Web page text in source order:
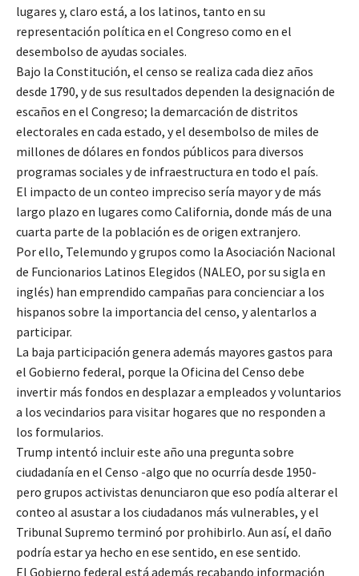
lugares y, claro está, a los latinos, tanto en su
representación política en el Congreso como en el
desembolso de ayudas sociales.
Bajo la Constitución, el censo se realiza cada diez años
desde 1790, y de sus resultados dependen la designación de
escaños en el Congreso; la demarcación de distritos
electorales en cada estado, y el desembolso de miles de
millones de dólares en fondos públicos para diversos
programas sociales y de infraestructura en todo el país.
El impacto de un conteo impreciso sería mayor y de más
largo plazo en lugares como California, donde más de una
cuarta parte de la población es de origen extranjero.
Por ello, Telemundo y grupos como la Asociación Nacional
de Funcionarios Latinos Elegidos (NALEO, por su sigla en
inglés) han emprendido campañas para concienciar a los
hispanos sobre la importancia del censo, y alentarlos a
participar.
La baja participación genera además mayores gastos para
el Gobierno federal, porque la Oficina del Censo debe
invertir más fondos en desplazar a empleados y voluntarios
a los vecindarios para visitar hogares que no responden a
los formularios.
Trump intentó incluir este año una pregunta sobre
ciudadanía en el Censo -algo que no ocurría desde 1950-
pero grupos activistas denunciaron que eso podía alterar el
conteo al asustar a los ciudadanos más vulnerables, y el
Tribunal Supremo terminó por prohibirlo. Aun así, el daño
podría estar ya hecho en ese sentido, en ese sentido.
El Gobierno federal está además recabando información